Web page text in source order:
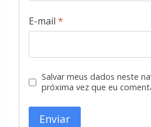
E-mail *
Salvar meus dados neste
próxima vez que eu